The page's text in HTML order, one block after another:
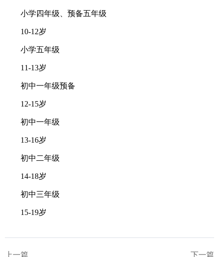
小学四年级、预备五年级
10-12岁
小学五年级
11-13岁
初中一年级预备
12-15岁
初中一年级
13-16岁
初中二年级
14-18岁
初中三年级
15-19岁
上一篇 下一篇